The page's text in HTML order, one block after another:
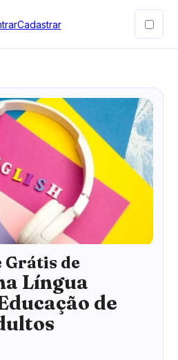
Cadastrar
Grátis de
Língua
de